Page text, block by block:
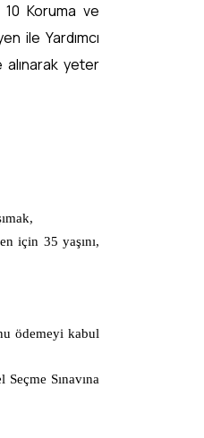
10 Koruma ve
ile Yardımcı
alınarak yeter
için 35 yaşını,
ödemeyi kabul
Sınavına